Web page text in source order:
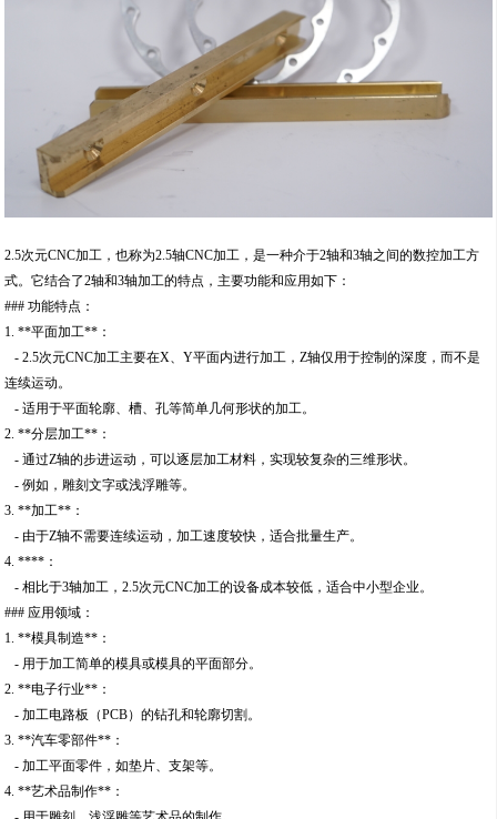
2.5次元CNC加工，也称为2.5轴CNC加工，是一种介于2轴和3轴之间的数控加工方
式。它结合了2轴和3轴加工的特点，主要功能和应用如下：
### 功能特点：
1. **平面加工**：
- 2.5次元CNC加工主要在X、Y平面内进行加工，Z轴仅用于控制的深度，而不是
连续运动。
- 适用于平面轮廓、槽、孔等简单几何形状的加工。
2. **分层加工**：
- 通过Z轴的步进运动，可以逐层加工材料，实现较复杂的三维形状。
- 例如，雕刻文字或浅浮雕等。
3. **加工**：
- 由于Z轴不需要连续运动，加工速度较快，适合批量生产。
4. ****：
- 相比于3轴加工，2.5次元CNC加工的设备成本较低，适合中小型企业。
### 应用领域：
1. **模具制造**：
- 用于加工简单的模具或模具的平面部分。
2. **电子行业**：
- 加工电路板（PCB）的钻孔和轮廓切割。
3. **汽车零部件**：
- 加工平面零件，如垫片、支架等。
4. **艺术品制作**：